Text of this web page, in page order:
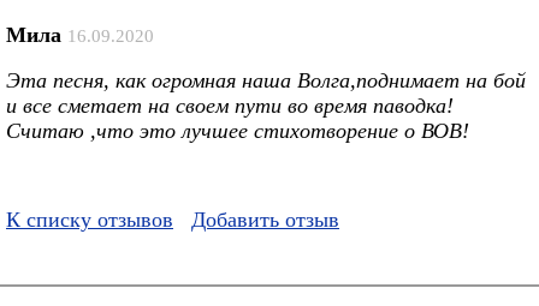
Мила 16.09.2020
Эта песня, как огромная наша Волга,поднимает на бой
и все сметает на своем пути во время паводка!
Считаю ,что это лучшее стихотворение о ВОВ!
К списку отзывов Добавить отзыв